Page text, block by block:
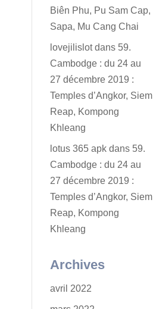
Biên Phu, Pu Sam Cap,
Sapa, Mu Cang Chai
lovejilislotdans 59.
Cambodge : du 24 au
27 décembre 2019 :
Temples d’Angkor, Siem
Reap, Kompong
Khleang
lotus 365 apk dans 59.
Cambodge : du 24 au
27 décembre 2019 :
Temples d’Angkor, Siem
Reap, Kompong
Khleang
Archives
avril 2022